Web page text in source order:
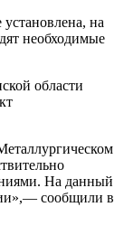
на
необходимые
области
На данный
сообщили в